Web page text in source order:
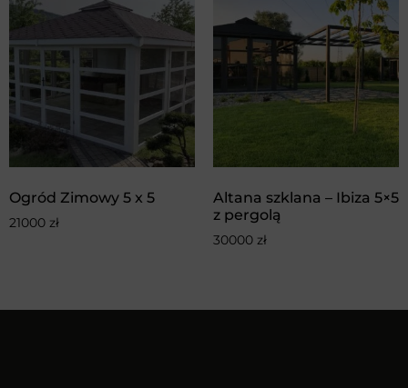
Ogród Zimowy 5 x 5
21000 zł
Altana szklana – Ibiza 5×5
z pergolą
30000 zł